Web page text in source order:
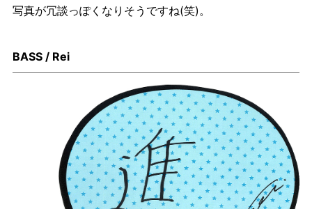
写真が冗談っぽくなりそうですね(笑)。
BASS / Rei